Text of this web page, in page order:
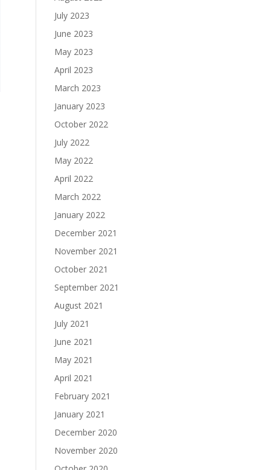
July 2023
June 2023
May 2023
April 2023
March 2023
January 2023
October 2022
July 2022
May 2022
April 2022
March 2022
January 2022
December 2021
November 2021
October 2021
September 2021
August 2021
July 2021
June 2021
May 2021
April 2021
February 2021
January 2021
December 2020
November 2020